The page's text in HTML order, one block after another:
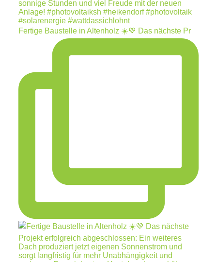
Fertige Baustelle in Altenholz ☀️💚 Das nächste Pr